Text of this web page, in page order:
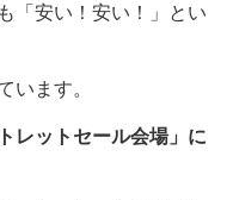
「安い！安い！」とい
います。
レットセール会場」に